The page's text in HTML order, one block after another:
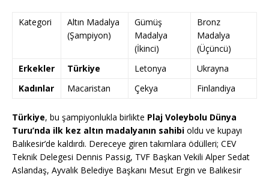
Kategori
Altın Madalya
(Şampiyon)
Gümüş
Madalya
(İkinci)
Bronz
Madalya
(Üçüncü)
Erkekler
Türkiye Letonya
Ukrayna
Kadınlar
Macaristan Çekya Finlandiya
Türkiye, bu şampiyonlukla birlikte Plaj Voleybolu Dünya
Turu’nda ilk kez altın madalyanın sahibi oldu ve kupayı
Balıkesir’de kaldırdı. Dereceye giren takımlara ödülleri; CEV
Teknik Delegesi Dennis Passig, TVF Başkan Vekili Alper Sedat
Aslandaş, Ayvalık Belediye Başkanı Mesut Ergin ve Balıkesir